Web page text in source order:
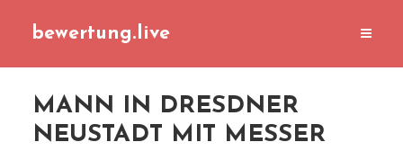
bewertung.live
MANN IN DRESDNER
NEUSTADT MIT MESSER